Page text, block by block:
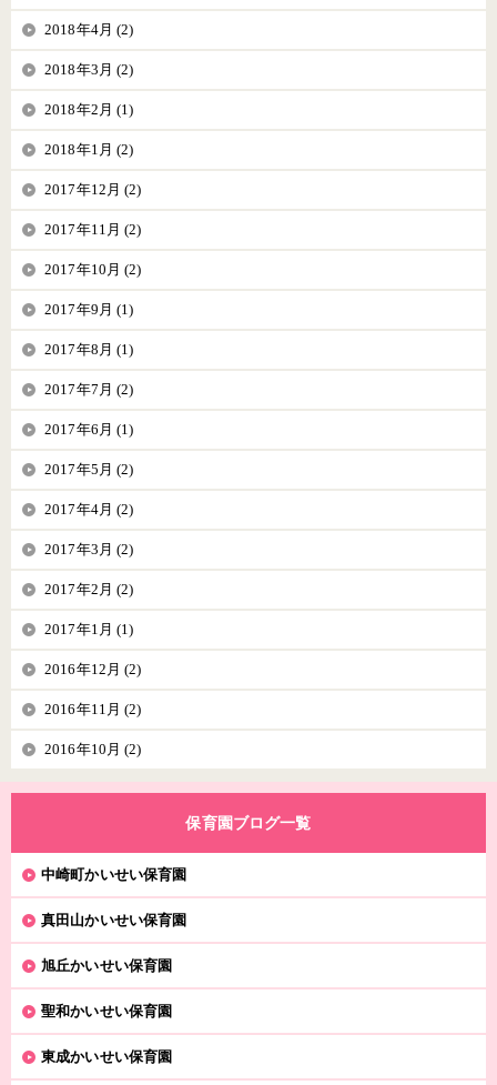
2018年4月 (2)
2018年3月 (2)
2018年2月 (1)
2018年1月 (2)
2017年12月 (2)
2017年11月 (2)
2017年10月 (2)
2017年9月 (1)
2017年8月 (1)
2017年7月 (2)
2017年6月 (1)
2017年5月 (2)
2017年4月 (2)
2017年3月 (2)
2017年2月 (2)
2017年1月 (1)
2016年12月 (2)
2016年11月 (2)
2016年10月 (2)
保育園ブログ一覧
中崎町かいせい保育園
真田山かいせい保育園
旭丘かいせい保育園
聖和かいせい保育園
東成かいせい保育園